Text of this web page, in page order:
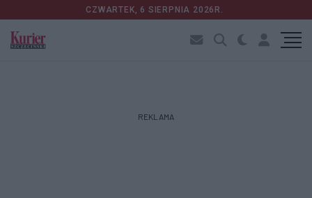
CZWARTEK, 6 SIERPNIA 2026R.
REKLAMA